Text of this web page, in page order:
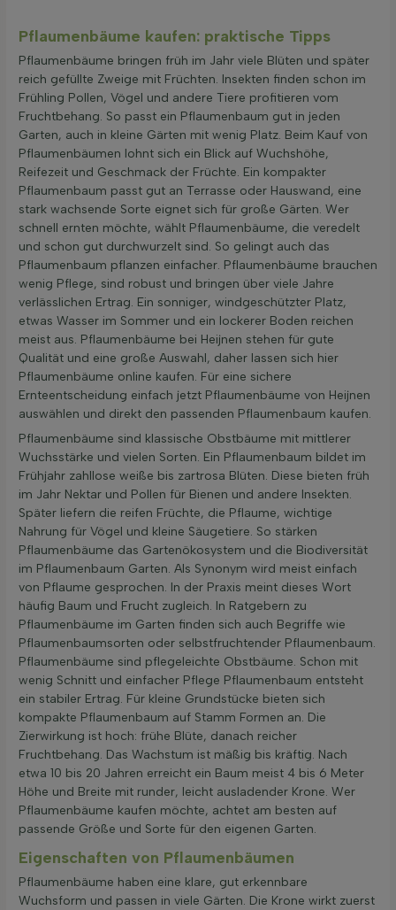
Pflaumenbäume kaufen: praktische Tipps
Pflaumenbäume bringen früh im Jahr viele Blüten und später
reich gefüllte Zweige mit Früchten. Insekten finden schon im
Frühling Pollen, Vögel und andere Tiere profitieren vom
Fruchtbehang. So passt ein Pflaumenbaum gut in jeden
Garten, auch in kleine Gärten mit wenig Platz. Beim Kauf von
Pflaumenbäumen lohnt sich ein Blick auf Wuchshöhe,
Reifezeit und Geschmack der Früchte. Ein kompakter
Pflaumenbaum passt gut an Terrasse oder Hauswand, eine
stark wachsende Sorte eignet sich für große Gärten. Wer
schnell ernten möchte, wählt Pflaumenbäume, die veredelt
und schon gut durchwurzelt sind. So gelingt auch das
Pflaumenbaum pflanzen einfacher. Pflaumenbäume brauchen
wenig Pflege, sind robust und bringen über viele Jahre
verlässlichen Ertrag. Ein sonniger, windgeschützter Platz,
etwas Wasser im Sommer und ein lockerer Boden reichen
meist aus. Pflaumenbäume bei Heijnen stehen für gute
Qualität und eine große Auswahl, daher lassen sich hier
Pflaumenbäume online kaufen. Für eine sichere
Ernteentscheidung einfach jetzt Pflaumenbäume von Heijnen
auswählen und direkt den passenden Pflaumenbaum kaufen.
Pflaumenbäume sind klassische Obstbäume mit mittlerer
Wuchsstärke und vielen Sorten. Ein Pflaumenbaum bildet im
Frühjahr zahllose weiße bis zartrosa Blüten. Diese bieten früh
im Jahr Nektar und Pollen für Bienen und andere Insekten.
Später liefern die reifen Früchte, die Pflaume, wichtige
Nahrung für Vögel und kleine Säugetiere. So stärken
Pflaumenbäume das Gartenökosystem und die Biodiversität
im Pflaumenbaum Garten. Als Synonym wird meist einfach
von Pflaume gesprochen. In der Praxis meint dieses Wort
häufig Baum und Frucht zugleich. In Ratgebern zu
Pflaumenbäume im Garten finden sich auch Begriffe wie
Pflaumenbaumsorten oder selbstfruchtender Pflaumenbaum.
Pflaumenbäume sind pflegeleichte Obstbäume. Schon mit
wenig Schnitt und einfacher Pflege Pflaumenbaum entsteht
ein stabiler Ertrag. Für kleine Grundstücke bieten sich
kompakte Pflaumenbaum auf Stamm Formen an. Die
Zierwirkung ist hoch: frühe Blüte, danach reicher
Fruchtbehang. Das Wachstum ist mäßig bis kräftig. Nach
etwa 10 bis 20 Jahren erreicht ein Baum meist 4 bis 6 Meter
Höhe und Breite mit runder, leicht ausladender Krone. Wer
Pflaumenbäume kaufen möchte, achtet am besten auf
passende Größe und Sorte für den eigenen Garten.
Eigenschaften von Pflaumenbäumen
Pflaumenbäume haben eine klare, gut erkennbare
Wuchsform und passen in viele Gärten. Die Krone wirkt zuerst